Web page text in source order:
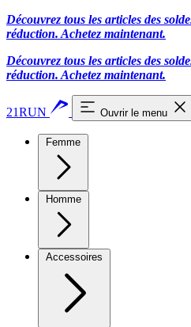
Découvrez tous les articles des
réduction. Achetez maintenant.
Découvrez tous les articles des
réduction. Achetez maintenant.
21RUN Ouvrir le menu
Femme
Homme
Accessoires